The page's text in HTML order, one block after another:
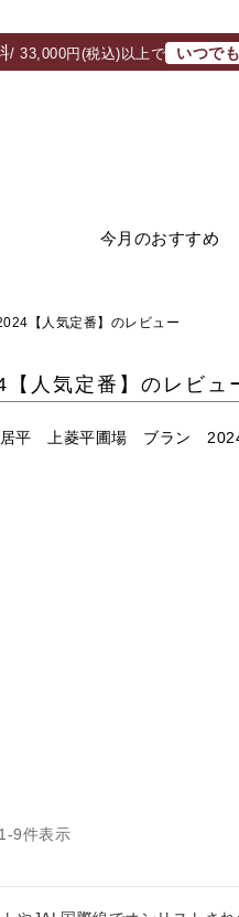
/ 33,000円(税込)以上で いつでも
今月のおすすめ
【人気定番】のレビュー
気定番】のレビュ
平 上菱平圃場 ブラン 2024
1 -9件表示